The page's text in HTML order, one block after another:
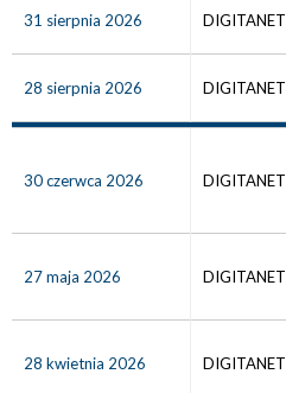
31 sierpnia 2026 DIGITANET
28 sierpnia 2026 DIGITANET
30 czerwca 2026 DIGITANET
27 maja 2026 DIGITANET
28 kwietnia 2026 DIGITANET